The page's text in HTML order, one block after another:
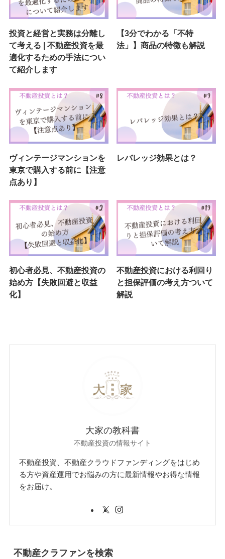
投資と経営と実務は分離し
て考える | 不動産投資を最
適化するための手法につい
て紹介します
【3分でわかる「不特
法」】商品の特徴も解説
ヴィンテージマンションを
東京で購入する前に【注意
点あり】
レバレッジ効果とは？
初心者必見、不動産投資の
始め方【失敗回避と収益
化】
不動産投資における利回り
と担保評価の考え方ついて
解説
大家の教科書
不動産投資の情報サイト
不動産投資、不動産クラウドファンディングをはじめ
る方や資産運用でお悩みの方に最新情報やお得な情報
をお届け。
不動産クラファンを検索